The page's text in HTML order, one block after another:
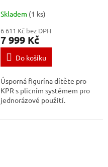
Skladem (1 ks)
6 611 Kč bez DPH
7 999 Kč
Do košíku
Úsporná figurína dítěte pro
KPR s plicním systémem pro
jednorázové použití.